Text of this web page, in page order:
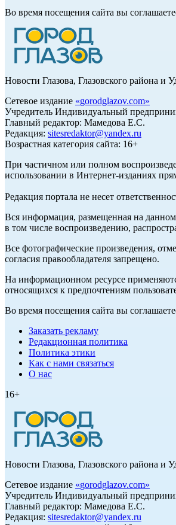
Во время посещения сайта вы
Новости Глазова, Глазовского района и
Сетевое издание «gorodglazov.com»
Учредитель Индивидуальный
Главный редактор: Мамедова Е.С.
Редакция: sitesredaktor@yandex.ru
Возрастная категория сайта: 16+
При частичном или полном
использовании в Интернет-изданиях
Редакция портала не несет
Вся информация, размещенная на
в том числе воспроизведению,
Все фотографические произведения,
согласия правообладателя запрещено.
На информационном ресурсе
относящихся к предпочтениям
Во время посещения сайта вы
Заказать рекламу
Редакционная политика
Политика этики
Как с нами связаться
О нас
16+
Новости Глазова, Глазовского района и
Сетевое издание «gorodglazov.com»
Учредитель Индивидуальный
Главный редактор: Мамедова Е.С.
Редакция: sitesredaktor@yandex.ru